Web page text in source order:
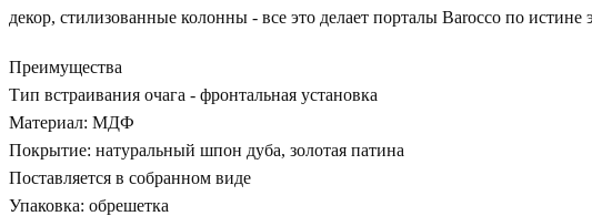
декор, стилизованные колонны - все это делает порталы Barocco по
Преимущества
Тип встраивания очага - фронтальная установка
Материал: МДФ
Покрытие: натуральный шпон дуба, золотая патина
Поставляется в собранном виде
Упаковка: обрешетка